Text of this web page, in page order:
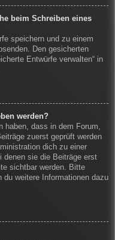
beim Schreiben eines
speichern und zu einem
Den gesicherten
Entwürfe verwalten“ in
werden?
haben, dass in dem Forum,
zuerst geprüft werden
dich zu einer
denen sie die Beiträge erst
sichtbar werden. Bitte
du weitere Informationen dazu